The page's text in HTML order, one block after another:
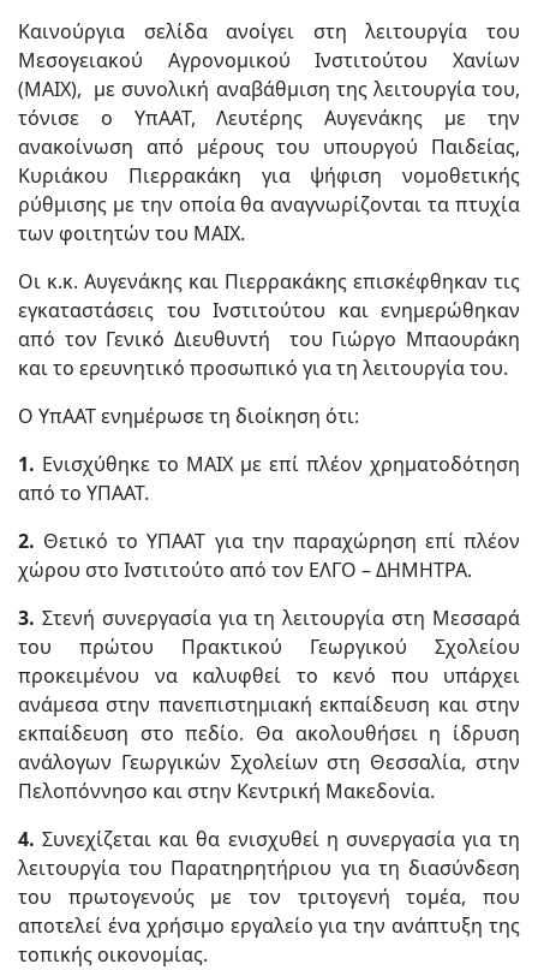
Καινούργια σελίδα ανοίγει στη λειτουργία του
Μεσογειακού Αγρονομικού Ινστιτούτου Χανίων
(ΜΑΙΧ), με συνολική αναβάθμιση της λειτουργία του,
τόνισε ο ΥπΑΑΤ, Λευτέρης Αυγενάκης με την
ανακοίνωση από μέρους του υπουργού Παιδείας,
Κυριάκου Πιερρακάκη για ψήφιση νομοθετικής
ρύθμισης με την οποία θα αναγνωρίζονται τα πτυχία
των φοιτητών του ΜΑΙΧ.
Οι κ.κ. Αυγενάκης και Πιερρακάκης επισκέφθηκαν τις
εγκαταστάσεις του Ινστιτούτου και ενημερώθηκαν
από τον Γενικό Διευθυντή του Γιώργο Μπαουράκη
και το ερευνητικό προσωπικό για τη λειτουργία του.
Ο ΥπΑΑΤ ενημέρωσε τη διοίκηση ότι:
1. Ενισχύθηκε το ΜΑΙΧ με επί πλέον χρηματοδότηση
από το ΥΠΑΑΤ.
2. ⁠Θετικό το ΥΠΑΑΤ για την παραχώρηση επί πλέον
χώρου στο Ινστιτούτο από τον ΕΛΓΟ – ΔΗΜΗΤΡΑ.
3. ⁠Στενή συνεργασία για τη λειτουργία στη Μεσσαρά
του πρώτου Πρακτικού Γεωργικού Σχολείου
προκειμένου να καλυφθεί το κενό που υπάρχει
ανάμεσα στην πανεπιστημιακή εκπαίδευση και στην
εκπαίδευση στο πεδίο. Θα ακολουθήσει η ίδρυση
ανάλογων Γεωργικών Σχολείων στη Θεσσαλία, στην
Πελοπόννησο και στην Κεντρική Μακεδονία.
4. ⁠Συνεχίζεται και θα ενισχυθεί η συνεργασία για τη
λειτουργία του Παρατηρητήριου για τη διασύνδεση
του πρωτογενούς με τον τριτογενή τομέα, που
αποτελεί ένα χρήσιμο εργαλείο για την ανάπτυξη της
τοπικής οικονομίας.